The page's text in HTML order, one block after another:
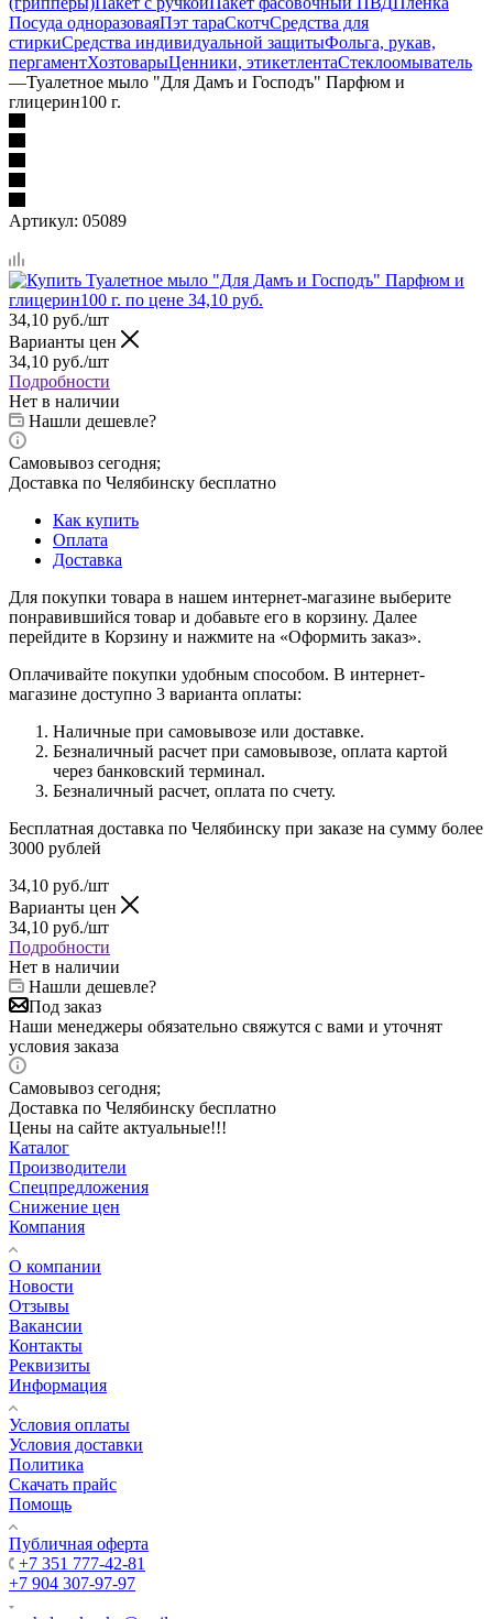
Посуда одноразоваяПэт тараСкотчСредства для
стиркиСредства индивидуальной защитыФольга, рукав,
пергаментХозтоварыЦенники, этикетлентаСтеклоомыватель
—Туалетное мыло "Для Дамъ и Господъ" Парфюм и
глицерин100 г.
Артикул: 05089
34,10 руб./шт
Варианты цен
34,10 руб./шт
Подробности
Нет в наличии
Нашли дешевле?
Самовывоз сегодня;
Доставка по Челябинску бесплатно
Как купить
Оплата
Доставка
Для покупки товара в нашем интернет-магазине выберите
понравившийся товар и добавьте его в корзину. Далее
перейдите в Корзину и нажмите на «Оформить заказ».
Оплачивайте покупки удобным способом. В интернет-
магазине доступно 3 варианта оплаты:
Наличные при самовывозе или доставке.
Безналичный расчет при самовывозе, оплата картой
через банковский терминал.
Безналичный расчет, оплата по счету.
Бесплатная доставка по Челябинску при заказе на сумму более
3000 рублей
34,10 руб./шт
Варианты цен
34,10 руб./шт
Подробности
Нет в наличии
Нашли дешевле?
Под заказ
Наши менеджеры обязательно свяжутся с вами и уточнят
условия заказа
Самовывоз сегодня;
Доставка по Челябинску бесплатно
Цены на сайте актуальные!!!
Каталог
Производители
Спецпредложения
Снижение цен
Компания
О компании
Новости
Отзывы
Вакансии
Контакты
Реквизиты
Информация
Условия оплаты
Условия доставки
Политика
Скачать прайс
Помощь
Публичная оферта
+7 351 777-42-81
+7 904 307-97-97